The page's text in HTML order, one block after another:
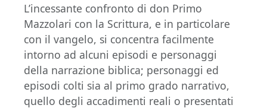
L’incessante confronto di don Primo
Mazzolari con la Scrittura, e in particolare
con il vangelo, si concentra facilmente
intorno ad alcuni episodi e personaggi
della narrazione biblica; personaggi ed
episodi colti sia al primo grado narrativo,
quello degli accadimenti reali o presentati